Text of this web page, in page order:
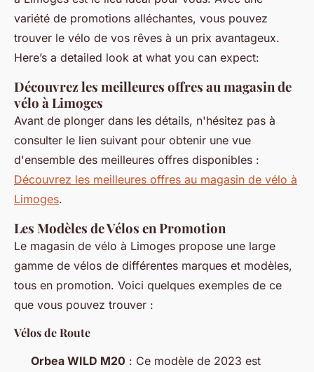
variété de promotions alléchantes, vous pouvez
trouver le vélo de vos rêves à un prix avantageux.
Here’s a detailed look at what you can expect:
Découvrez les meilleures offres au magasin de
vélo à Limoges
Avant de plonger dans les détails, n'hésitez pas à
consulter le lien suivant pour obtenir une vue
d'ensemble des meilleures offres disponibles :
Découvrez les meilleures offres au magasin de vélo à
Limoges.
Les Modèles de Vélos en Promotion
Le magasin de vélo à Limoges propose une large
gamme de vélos de différentes marques et modèles,
tous en promotion. Voici quelques exemples de ce
que vous pouvez trouver :
Vélos de Route
Orbea WILD M20 : Ce modèle de 2023 est